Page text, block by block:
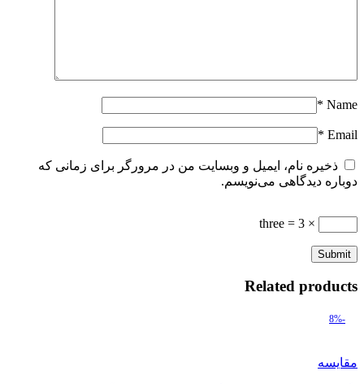
Name
*
Email
*
ذخیره نام، ایمیل و وبسایت من در مرورگر برای زمانی که
دوباره دیدگاهی می‌نویسم.
× three = 3
Related products
-8%
مقایسه